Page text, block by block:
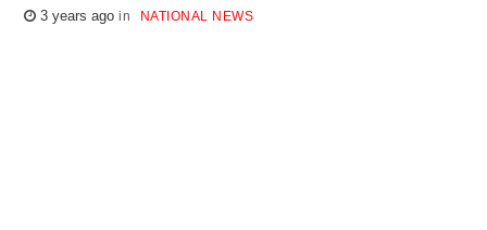
3 years ago NATIONAL NEWS